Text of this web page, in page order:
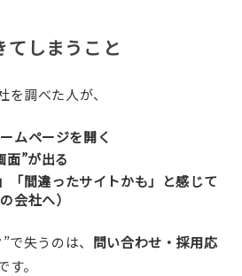
てしまうこと
調べた人が、
ムページを開く
面”が出る
「間違ったサイトかも」と感じて
会社へ）
で失うのは、 問い合わせ・採用応
す。